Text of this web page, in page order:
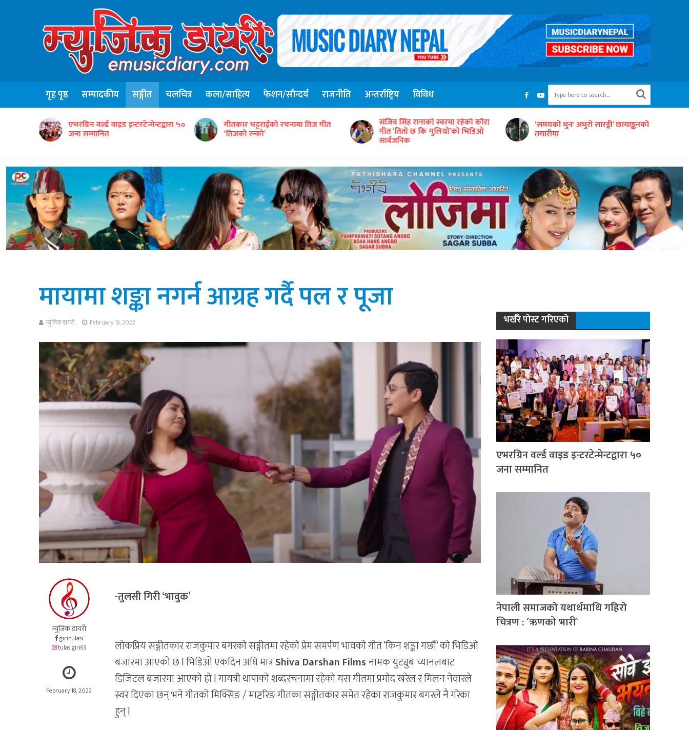
गृह पृष्ठ सम्पादकीय सङ्गीत चलचित्र कला/साहित्य फेशन/सौन्दर्य राजनीति अन्तर्राष्ट्रिय विविध
एभरग्रिन वर्ल्ड वाइड इन्टरटेन्मेन्टद्वारा ५०
जना सम्मानित
गीतकार भट्टराईको रचनामा तिज गीत
‘तिजको रन्को’
संजिव सिंह रानाको स्वरमा रहेको कौरा
गीत ‘तितो छ कि गुलियो’को भिडिओ
सार्वजनिक
‘समयको धुनः अधुरो सारङ्गी’ छायाङ्कनको
तयारीमा
मायामा शङ्का नगर्न आग्रह गर्दै पल र पूजा
म्युजिक डायरी February 18, 2022
म्युजिक डायरी
giri.tulasi
tulasigiri63
February 18, 2022
-तुलसी गिरी ‘भावुक’
लोकप्रिय सङ्गीतकार राजकुमार बगरको सङ्गीतमा रहेको प्रेम समर्पण भावको गीत ‘किन शङ्का गर्छौ’ को भिडिओ
बजारमा आएको छ l भिडिओ एकदिन अघि मात्रShiva Darshan Filmsनामक युट्युब च्यानलबाट
डिजिटल बजारमा आएको हो l गायत्री थापाको शब्दरचनामा रहेको यस गीतमा प्रमोद खरेल र मिलन नेवारले
स्वर दिएका छन् भने गीतको मिक्सिङ / माष्टरिङ गीतका सङ्गीतकार समेत रहेका राजकुमार बगरले नै गरेका
हुन् l
भर्खरै पोस्ट गरिएको
एभरग्रिन वर्ल्ड वाइड इन्टरटेन्मेन्टद्वारा ५०
जना सम्मानित
नेपाली समाजको यथार्थमाथि गहिरो
चित्रण : ´ऋणको भारी`